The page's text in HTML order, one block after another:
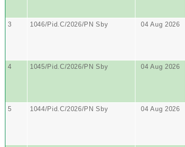
3 1046/Pid.C/2026/PN Sby 04 Aug 2026
4 1045/Pid.C/2026/PN Sby 04 Aug 2026
5 1044/Pid.C/2026/PN Sby 04 Aug 2026